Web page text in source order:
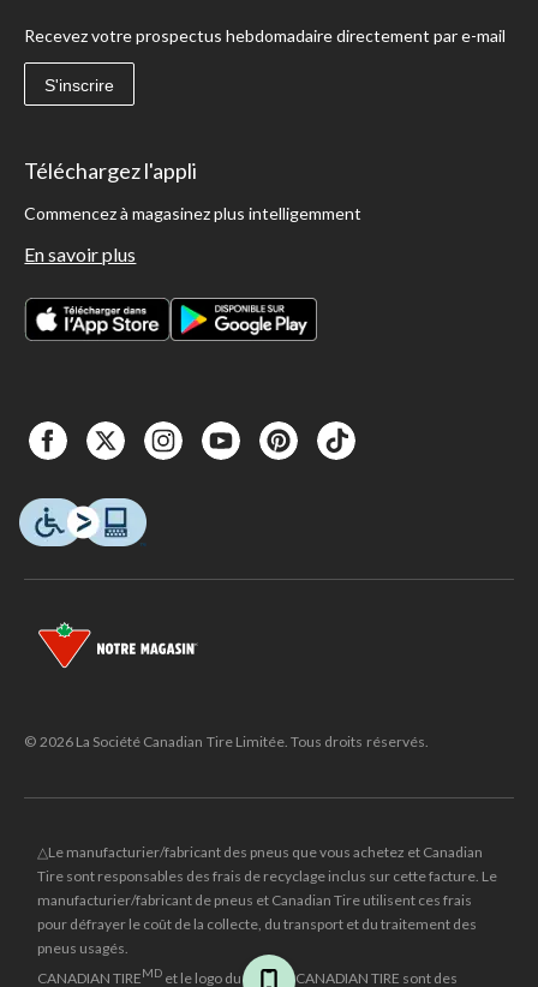
Recevez votre prospectus hebdomadaire directement par e-mail
S'inscrire
Téléchargez l'appli
Commencez à magasinez plus intelligemment
En savoir plus
© 2026 La Société Canadian Tire Limitée. Tous droits réservés.
△Le manufacturier/fabricant des pneus que vous achetez et Canadian
Tire sont responsables des frais de recyclage inclus sur cette facture. Le
manufacturier/fabricant de pneus et Canadian Tire utilisent ces frais
pour défrayer le coût de la collecte, du transport et du traitement des
pneus usagés.
CANADIAN TIREMD et le logo du triangle CANADIAN TIRE sont des